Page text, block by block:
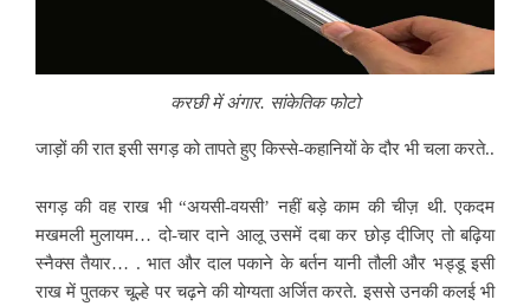
करछी में अंगार. सांकेतिक फोटो
जाड़ों की रात इसी सगड़ को तापते हुए किस्से-कहानियों के दौर भी चला करते..
सगड़ की वह राख भी “अयसी-वयसी’ नहीं बड़े काम की चीज़ थी. एकदम
मखमली मुलायम… दो-चार दाने आलू उसमें दबा कर छोड़ दीजिए तो बढ़िया
स्नैक्स तैयार… . भात और दाल पकाने के बर्तन यानी तौली और भड्डू इसी
राख में पुतकर चूल्हे पर चढ़ने की योग्यता अर्जित करते. इससे उनकी कलई भी